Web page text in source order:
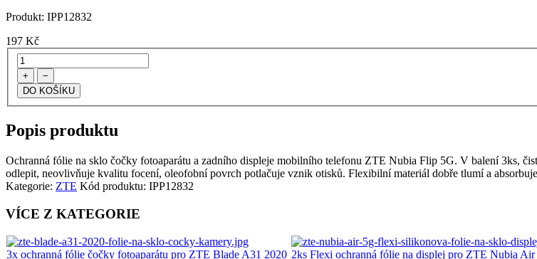
Produkt: IPP12832
197 Kč
+ −
Popis produktu
Ochranná fólie na sklo čočky fotoaparátu a zadního displeje mobilního telefonu ZTE Nubia Flip 5G. V balení 3ks,
odlepit, neovlivňuje kvalitu focení, oleofobní povrch potlačuje vznik otisků. Flexibilní materiál dobře tlumí a
Kategorie: ZTE Kód produktu: IPP12832
VÍCE Z KATEGORIE
3x ochranná fólie čočky fotoaparátu pro ZTE Blade A31 2020 2ks Flexi ochranná fólie na displej pro ZTE Nubia Air